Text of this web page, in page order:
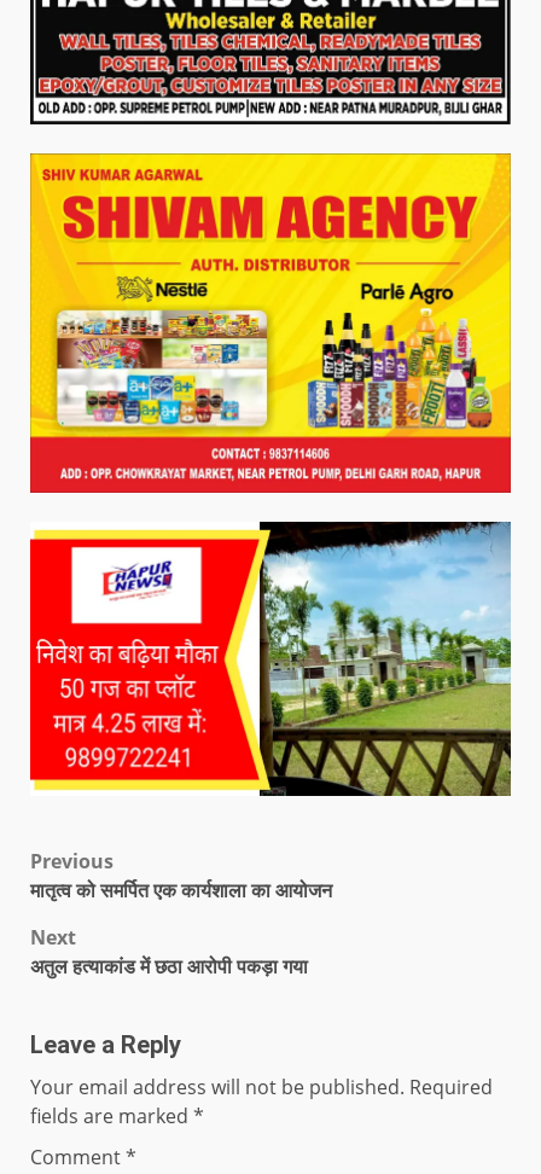
Previous
मातृत्व को समर्पित एक कार्यशाला का आयोजन
Next
अतुल हत्याकांड में छठा आरोपी पकड़ा गया
Leave a Reply
Your email address will not be published. Required
fields are marked *
Comment*